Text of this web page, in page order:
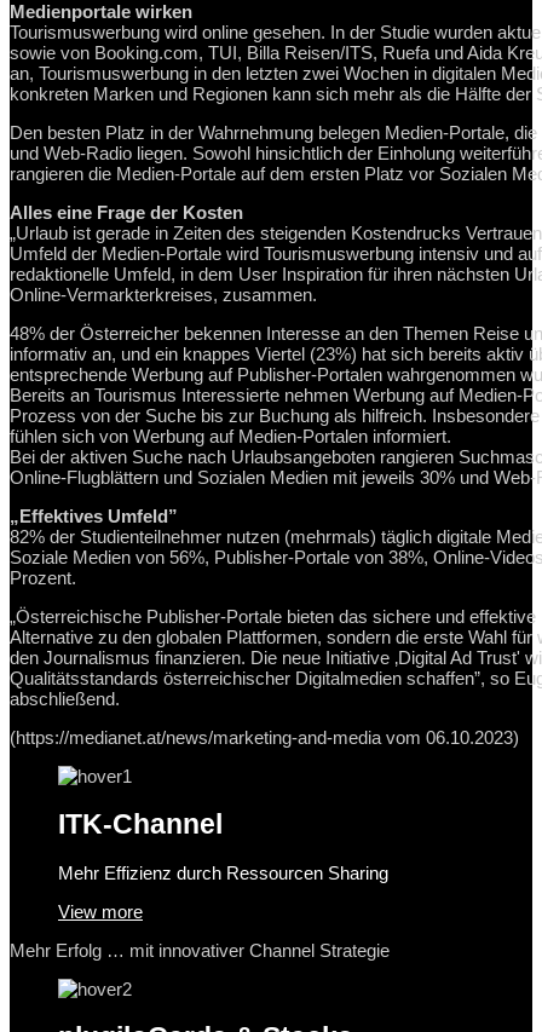
Medienportale wirken
Tourismuswerbung wird online gesehen. In der Studie wurden
sowie von Booking.com, TUI, Billa Reisen/ITS, Ruefa und Aida
an, Tourismuswerbung in den letzten zwei Wochen in digitalen
konkreten Marken und Regionen kann sich mehr als die Hälfte
Den besten Platz in der Wahrnehmung belegen Medien-Portale,
und Web-Radio liegen. Sowohl hinsichtlich der Einholung
rangieren die Medien-Portale auf dem ersten Platz vor Sozialen
Alles eine Frage der Kosten
„Urlaub ist gerade in Zeiten des steigenden Kostendrucks
Umfeld der Medien-Portale wird Tourismuswerbung intensiv und
redaktionelle Umfeld, in dem User Inspiration für ihren nächsten
Online-Vermarkterkreises, zusammen.
48% der Österreicher bekennen Interesse an den Themen Reise
informativ an, und ein knappes Viertel (23%) hat sich bereits aktiv
entsprechende Werbung auf Publisher-Portalen wahrgenommen
Bereits an Tourismus Interessierte nehmen Werbung auf Medien-
Prozess von der Suche bis zur Buchung als hilfreich.
fühlen sich von Werbung auf Medien-Portalen informiert.
Bei der aktiven Suche nach Urlaubsangeboten rangieren
Online-Flugblättern und Sozialen Medien mit jeweils 30% und
„Effektives Umfeld”
82% der Studienteilnehmer nutzen (mehrmals) täglich digitale
Soziale Medien von 56%, Publisher-Portale von 38%, Online-
Prozent.
„Österreichische Publisher-Portale bieten das sichere und
Alternative zu den globalen Plattformen, sondern die erste Wahl
den Journalismus finanzieren. Die neue Initiative ‚Digital Ad
Qualitätsstandards österreichischer Digitalmedien schaffen”, so
abschließend.
(https://medianet.at/news/marketing-and-media vom 06.10.2023)
ITK-Channel
Mehr Effizienz durch Ressourcen Sharing
View more
Mehr Erfolg … mit innovativer Channel Strategie